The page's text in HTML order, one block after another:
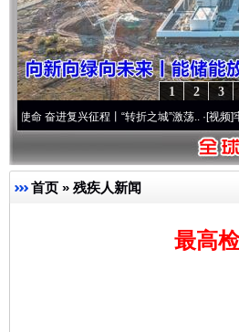
3
2
1
复兴征程丨“转折之城”激荡..·[视频]牢记初心使
首页 » 残疾人新闻
最高